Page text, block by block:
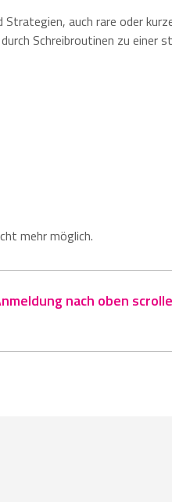
auch rare oder
Schreibroutinen zu einer
mehr möglich.
nach oben